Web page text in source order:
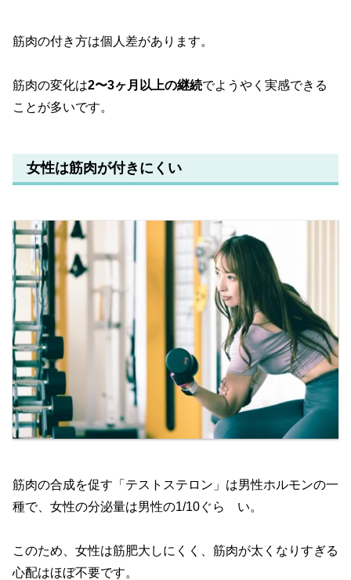
筋肉の付き方は個人差があります。
筋肉の変化は2〜3ヶ月以上の継続でようやく実感できる
ことが多いです。
女性は筋肉が付きにくい
筋肉の合成を促す「テストステロン」は男性ホルモンの一
種で、女性の分泌量は男性の1/10ぐら い。
このため、女性は筋肥大しにくく、筋肉が太くなりすぎる
心配はほぼ不要です。